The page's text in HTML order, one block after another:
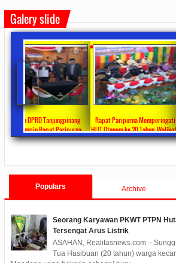
Galery slide
Walikota
Capaian
Pemko Tanjung Pinang Bagikan
Bingkisan Hari Raya Idul Fitri
Untuk Masyarakat Penerima DTKS
Ketua DPRD
Pimpin Rapat
Jawaban
Populars Archive
Seorang Karyawan PKWT PTPN
Tersengat Arus Listrik
ASAHAN, Realitasnews.com –
Tua Hasibuan (20 tahun) warga